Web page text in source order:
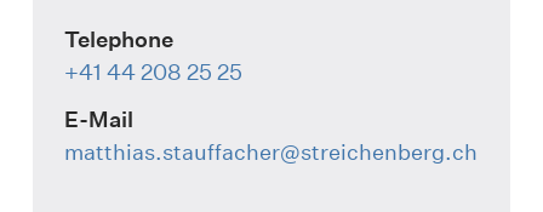
Telephone
+41 44 208 25 25
E-Mail
matthias.stauffacher@streichenberg.ch